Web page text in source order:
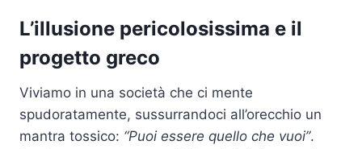
L’illusione pericolosissima e il
progetto greco
Viviamo in una società che ci mente
spudoratamente, sussurrandoci all’orecchio un
mantra tossico: “Puoi essere quello che vuoi”.